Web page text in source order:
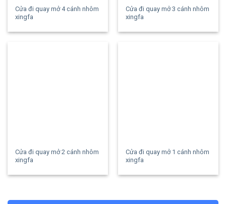
Cửa đi quay mở 4 cánh nhôm
xingfa
Cửa đi quay mở 3 cánh nhôm
xingfa
Cửa đi quay mở 2 cánh nhôm
xingfa
Cửa đi quay mở 1 cánh nhôm
xingfa